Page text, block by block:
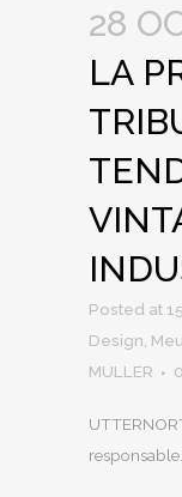
28
LA
Posted at
Design
MULLER
responsable...